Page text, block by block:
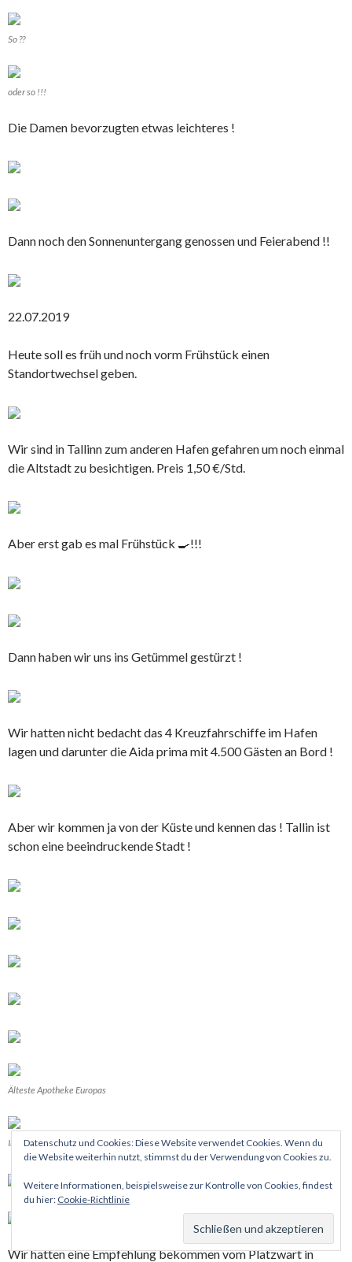
So ??
oder so !!!
Die Damen bevorzugten etwas leichteres !
Dann noch den Sonnenuntergang genossen und Feierabend !!
22.07.2019
Heute soll es früh und noch vorm Frühstück einen
Standortwechsel geben.
Wir sind in Tallinn zum anderen Hafen gefahren um noch einmal
die Altstadt zu besichtigen. Preis 1,50 €/Std.
Aber erst gab es mal Frühstück 🍳!!!
Dann haben wir uns ins Getümmel gestürzt !
Wir hatten nicht bedacht das 4 Kreuzfahrschiffe im Hafen
lagen und darunter die Aida prima mit 4.500 Gästen an Bord !
Aber wir kommen ja von der Küste und kennen das ! Tallin ist
schon eine beeindruckende Stadt !
Älteste Apotheke Europas
Innenausstattung
Wir hatten eine Empfehlung bekommen vom Platzwart in
Datenschutz und Cookies: Diese Website verwendet Cookies. Wenn du
die Website weiterhin nutzt, stimmst du der Verwendung von Cookies zu.
Weitere Informationen, beispielsweise zur Kontrolle von Cookies, findest
du hier: Cookie-Richtlinie